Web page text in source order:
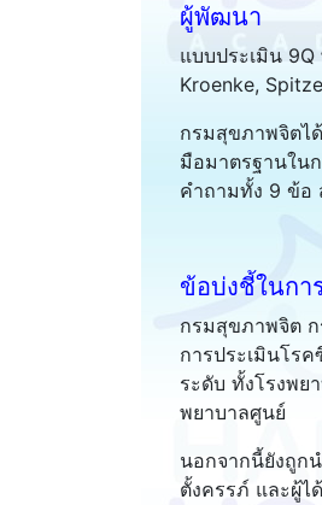
ผู้พัฒนา
แบบประเมิน
Kroenke,
กรมสุขภาพจิตไ
มือมาตรฐานใน
คำถามทั้ง 9 ข้อ
ข้อบ่งชี้ในกา
กรมสุขภาพจิต ก
การประเมินโร
ระดับ ทั้งโรงพย
พยาบาลศูนย์
นอกจากนี้ยังถูก
ตั้งครรภ์ และผู้ไ